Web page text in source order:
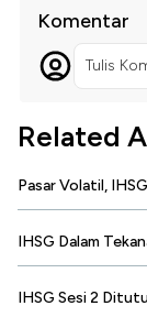
Komentar
Tulis
Related
Pasar Volatil,
IHSG Dalam
IHSG Sesi 2